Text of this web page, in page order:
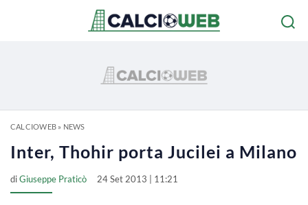
CALCIOWEB» NEWS
Inter, Thohir porta Jucilei a Milano
diGiuseppe Praticò 24 Set 2013 | 11:21